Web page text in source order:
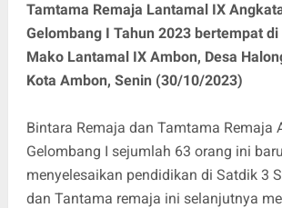
Tamtama Remaja Lantamal IX
Gelombang I Tahun 2023 bertempat di
Mako Lantamal IX Ambon, Desa
Kota Ambon, Senin (30/10/2023)
Bintara Remaja dan Tamtama Remaja
Gelombang I sejumlah 63 orang ini baru
menyelesaikan pendidikan di Satdik 3
dan Tantama remaja ini selanjutnya